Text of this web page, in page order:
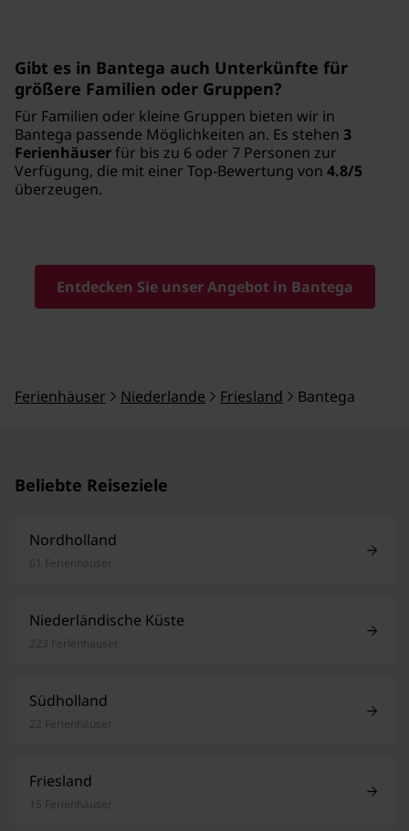
Gibt es in Bantega auch Unterkünfte für
größere Familien oder Gruppen?
Für Familien oder kleine Gruppen bieten wir in
Bantega passende Möglichkeiten an. Es stehen 3
Ferienhäuserfür bis zu 6 oder 7 Personen zur
Verfügung, die mit einer Top-Bewertung von 4.8/5
überzeugen.
Entdecken Sie unser Angebot in Bantega
Ferienhäuser Niederlande Friesland Bantega
Beliebte Reiseziele
Nordholland
61 Ferienhäuser
Niederländische Küste
223 Ferienhäuser
Südholland
22 Ferienhäuser
Friesland
15 Ferienhäuser